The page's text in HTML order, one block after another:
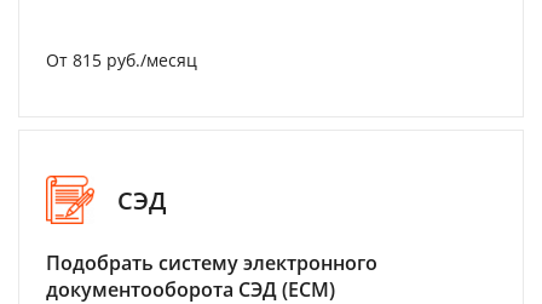
От 815 руб./месяц
СЭД
Подобрать систему электронного
документооборота СЭД (ECM)